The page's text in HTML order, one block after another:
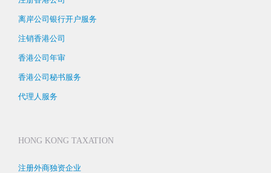
离岸公司银行开户服务
注销香港公司
香港公司年审
香港公司秘书服务
代理人服务
HONG KONG TAXATION
注册外商独资企业